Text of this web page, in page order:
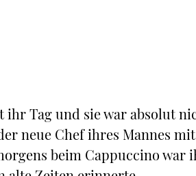
ihr Tag und sie war absolut
neue Chef ihres Mannes
beim Cappuccino war